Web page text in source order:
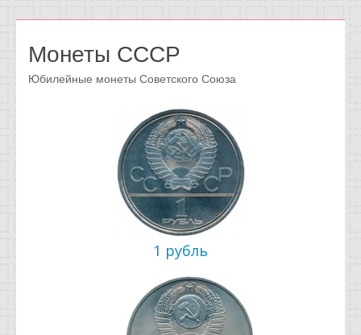
Оплата и доставка
Контакты
Вопрос-ответ
Монеты СССР
Юбилейные монеты Советского Союза
1 рубль